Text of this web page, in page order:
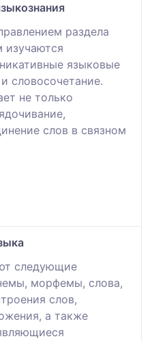
раздела
изучаются
языковые
словосочетание.
не только
слов в связном
следующие
морфемы, слова,
слов,
а также